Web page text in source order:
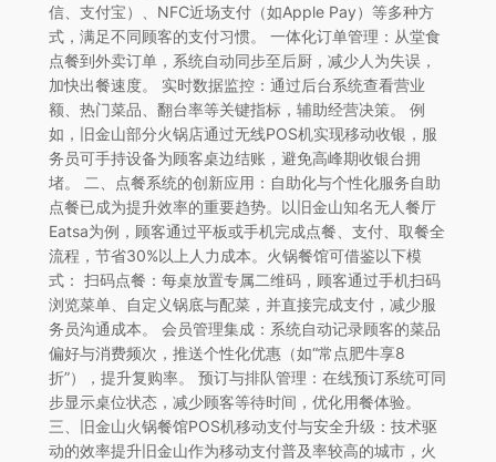
信、支付宝）、NFC近场支付（如Apple Pay）等多种方
式，满足不同顾客的支付习惯。 一体化订单管理：从堂食
点餐到外卖订单，系统自动同步至后厨，减少人为失误，
加快出餐速度。 实时数据监控：通过后台系统查看营业
额、热门菜品、翻台率等关键指标，辅助经营决策。 例
如，旧金山部分火锅店通过无线POS机实现移动收银，服
务员可手持设备为顾客桌边结账，避免高峰期收银台拥
堵。 二、点餐系统的创新应用：自助化与个性化服务自助
点餐已成为提升效率的重要趋势。以旧金山知名无人餐厅
Eatsa为例，顾客通过平板或手机完成点餐、支付、取餐全
流程，节省30%以上人力成本。火锅餐馆可借鉴以下模
式： 扫码点餐：每桌放置专属二维码，顾客通过手机扫码
浏览菜单、自定义锅底与配菜，并直接完成支付，减少服
务员沟通成本。 会员管理集成：系统自动记录顾客的菜品
偏好与消费频次，推送个性化优惠（如“常点肥牛享8
折”），提升复购率。 预订与排队管理：在线预订系统可同
步显示桌位状态，减少顾客等待时间，优化用餐体验。
三、旧金山火锅餐馆POS机移动支付与安全升级：技术驱
动的效率提升旧金山作为移动支付普及率较高的城市，火